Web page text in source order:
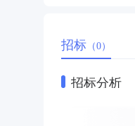
招标 （0）
招标分析